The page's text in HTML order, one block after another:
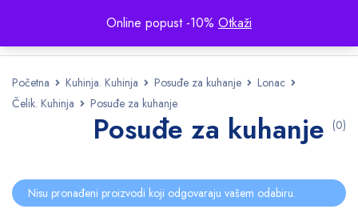
Online popust -10% Otkaži
Početna Kuhinja. Kuhinja Posuđe za kuhanje
Lonac
Čelik. Kuhinja
Posuđe za kuhanje
Posuđe za kuhanje (0)
Nisu pronađeni proizvodi koji odgovaraju vašem odabiru.